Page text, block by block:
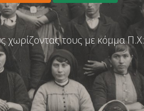
χωρίζοντας τους με κόμμα Π.Χ: